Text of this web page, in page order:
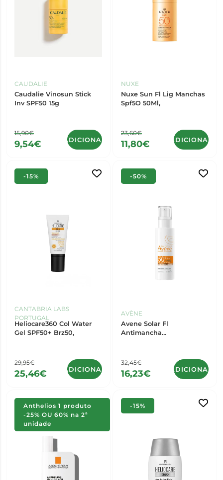
CAUDALIE
Caudalie Vinosun Stick
Inv SPF50 15g
15,90€
9,54€ ADICIONAR
NUXE
Nuxe Sun Fl Lig Manchas
Spf5O 50Ml,
23,60€
11,80€ ADICIONAR
-15%
CANTABRIA LABS
PORTUGAL
Heliocare360 Col Water
Gel SPF50+ Brz50,
29,95€
25,46€ ADICIONAR
-50%
AVÈNE
Avene Solar Fl
Antimancha
32,45€
16,23€ ADICIONAR
Anthelios 1 produto
-25% OU 60% na 2ª
unidade
-15%